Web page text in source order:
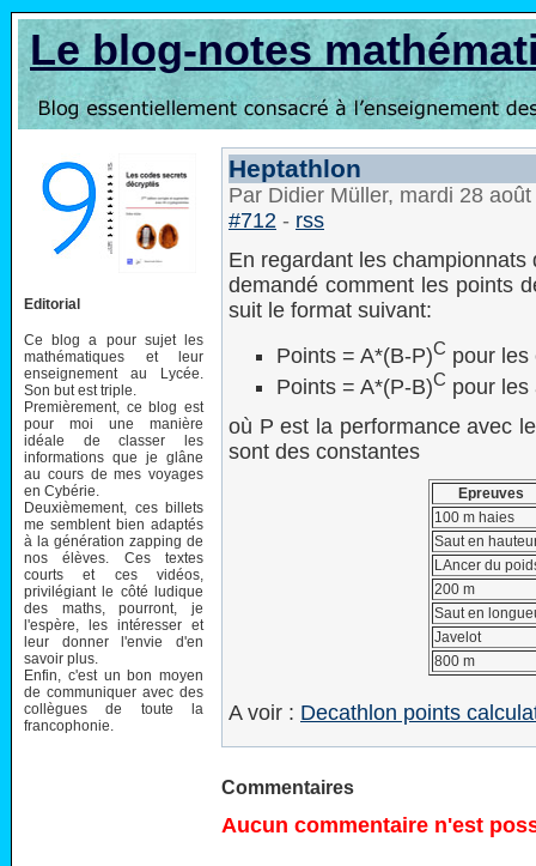
Le blog-notes
Editorial
Ce blog a pour sujet les
mathématiques et leur
enseignement au Lycée.
Son but est triple.
Premièrement, ce blog est
pour moi une manière
idéale de classer les
informations que je glâne
au cours de mes voyages
en Cybérie.
Deuxièmement, ces billets
me semblent bien adaptés
à la génération zapping de
nos élèves. Ces textes
courts et ces vidéos,
privilégiant le côté ludique
des maths, pourront, je
l'espère, les intéresser et
leur donner l'envie d'en
savoir plus.
Enfin, c'est un bon moyen
de communiquer avec des
collègues de toute la
francophonie.
Heptathlon
Par Didier Müller, mardi 28
#712 - rss
En regardant les
demandé comment les points
suit le format suivant:
Points = A*(B-P)C pour les
Points = A*(P-B)C pour les
où P est la performance avec
sont des constantes
Epreuves
100 m haies
Saut en
LAncer du
200 m
Saut en
Javelot
800 m
A voir : Decathlon points
Commentaires
Aucun commentaire n'est